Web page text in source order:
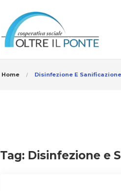
Home Disinfezione E
Tag: Disinfezione e